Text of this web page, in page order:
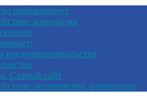
информирует
коррупции
предпринимательства
Старый сайт
экстремизму, антитеррор